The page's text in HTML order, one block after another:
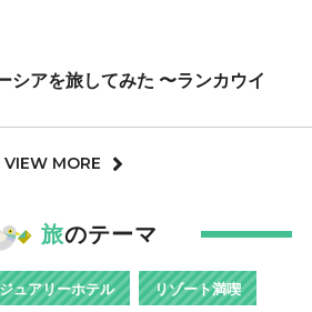
シアを旅してみた 〜ランカウイ
VIEW MORE
旅のテーマ
ュアリーホテル リゾート満喫